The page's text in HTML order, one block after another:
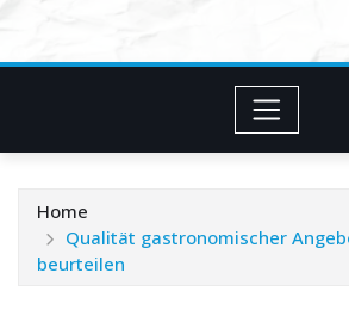
Home
Qualität gastronomischer
beurteilen